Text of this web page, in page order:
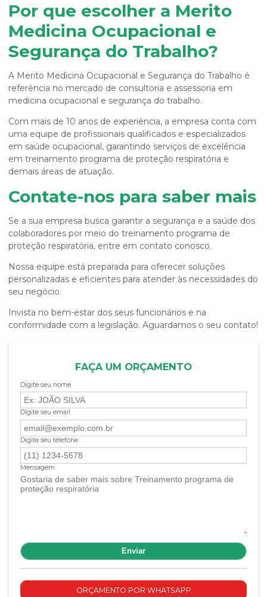
Por que escolher a Merito
Medicina Ocupacional e
Segurança do Trabalho?
A Merito Medicina Ocupacional e Segurança do Trabalho é
referência no mercado de consultoria e assessoria em
medicina ocupacional e segurança do trabalho.
Com mais de 10 anos de experiência, a empresa conta com
uma equipe de profissionais qualificados e especializados
em saúde ocupacional, garantindo serviços de excelência
em treinamento programa de proteção respiratória e
demais áreas de atuação.
Contate-nos para saber mais
Se a sua empresa busca garantir a segurança e a saúde dos
colaboradores por meio do treinamento programa de
proteção respiratória, entre em contato conosco.
Nossa equipe está preparada para oferecer soluções
personalizadas e eficientes para atender às necessidades do
seu negócio.
Invista no bem-estar dos seus funcionários e na
conformidade com a legislação. Aguardamos o seu contato!
FAÇA UM ORÇAMENTO
Digite seu nome
Digite seu email
Digite seu telefone
Mensagem
ORÇAMENTO POR WHATSAPP